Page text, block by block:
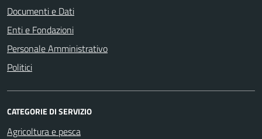
Documenti e Dati
Enti e Fondazioni
Personale Amministrativo
Politici
CATEGORIE DI SERVIZIO
Agricoltura e pesca